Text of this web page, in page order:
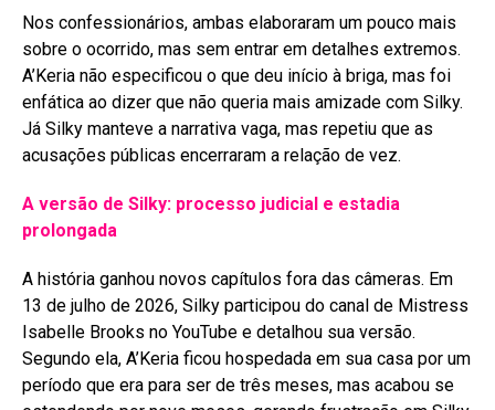
Nos confessionários, ambas elaboraram um pouco mais
sobre o ocorrido, mas sem entrar em detalhes extremos.
A’Keria não especificou o que deu início à briga, mas foi
enfática ao dizer que não queria mais amizade com Silky.
Já Silky manteve a narrativa vaga, mas repetiu que as
acusações públicas encerraram a relação de vez.
A versão de Silky: processo judicial e estadia
prolongada
A história ganhou novos capítulos fora das câmeras. Em
13 de julho de 2026, Silky participou do canal de Mistress
Isabelle Brooks no YouTube e detalhou sua versão.
Segundo ela, A’Keria ficou hospedada em sua casa por um
período que era para ser de três meses, mas acabou se